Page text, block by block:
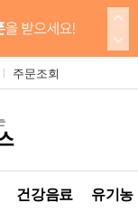
주문조회
건강음료 유기